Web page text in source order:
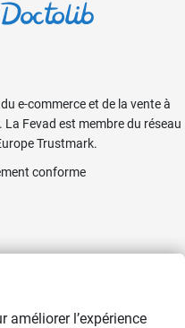
e-commerce et de la vente à
Fevad est membre du réseau
Trustmark.
conforme
améliorer l’expérience